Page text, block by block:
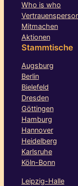
Who is who
Mitmachen
Aktionen
Stammtische
Augsburg
Berlin
Bielefeld
Dresden
Göttingen
Hamburg
Hannover
Heidelberg
Karlsruhe
Köln-Bonn
Leipzig-Halle